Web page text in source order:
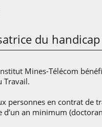
du handicap
Mines-Télécom
Travail.
personnes en contrat de
an minimum